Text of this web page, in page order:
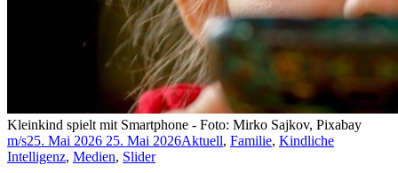
Kleinkind spielt mit Smartphone - Foto: Mirko Sajkov, Pixabay
m/s25. Mai 2026 25. Mai 2026Aktuell, Familie, Kindliche
Intelligenz, Medien, Slider